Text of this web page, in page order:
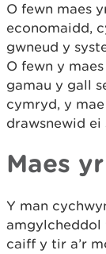
O fewn maes
economaidd,
gwneud y
O fewn y
gamau y gall
cymryd, y
drawsnewid ei
Maes
Y man
amgylcheddol
caiff y tir a’r